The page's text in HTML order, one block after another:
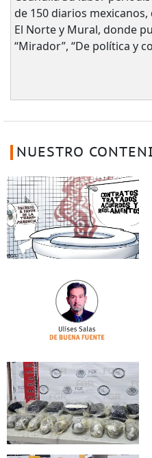
de 150 diarios
El Norte y Mural, donde
“Mirador”, “De política y
NUESTRO